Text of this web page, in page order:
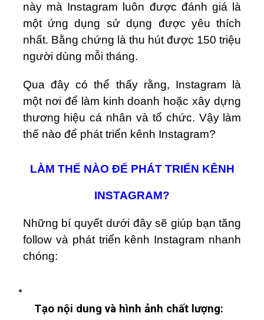
này mà Instagram luôn được đánh giá là
một ứng dụng sử dụng được yêu thích
nhất. Bằng chứng là thu hút được 150 triệu
người dùng mỗi tháng.
Qua đây có thể thấy rằng, Instagram là
một nơi để làm kinh doanh hoặc xây dựng
thương hiệu cá nhân và tổ chức. Vậy làm
thế nào để phát triển kênh Instagram?
LÀM THẾ NÀO ĐỂ PHÁT TRIỂN KÊNH
INSTAGRAM?
Những bí quyết dưới đây sẽ giúp bạn tăng
follow và phát triển kênh Instagram nhanh
chóng:
Tạo nội dung và hình ảnh chất lượng: